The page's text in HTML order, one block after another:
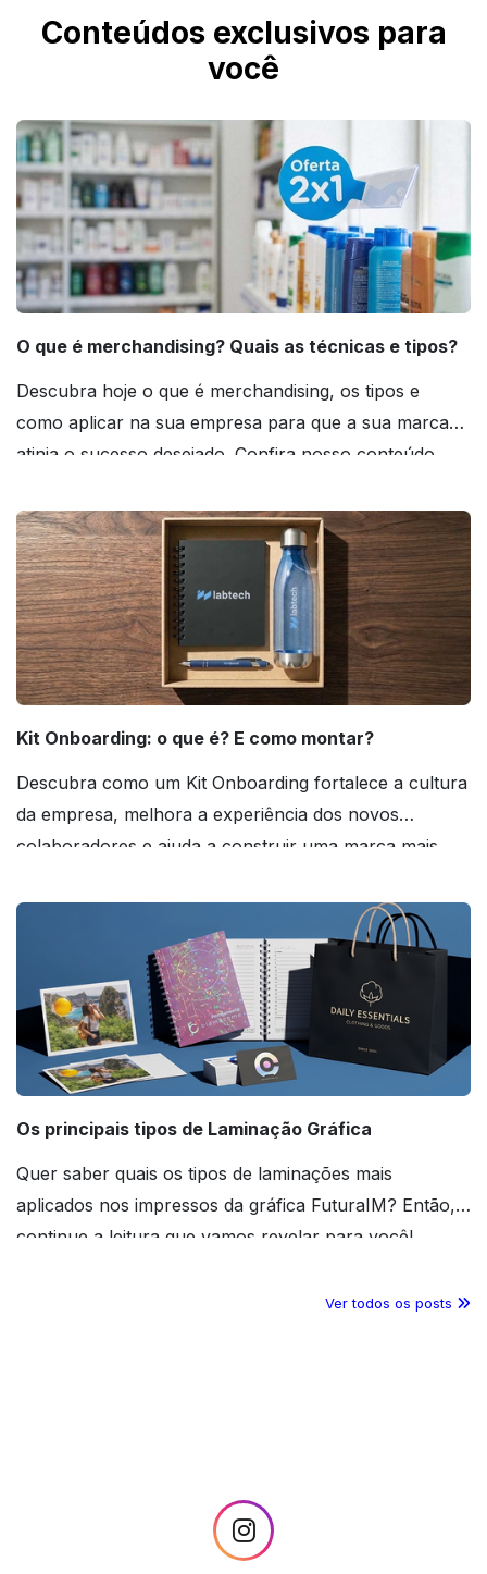
Conteúdos exclusivos para
você
O que é merchandising? Quais as técnicas e tipos?
Descubra hoje o que é merchandising, os tipos e
como aplicar na sua empresa para que a sua marca
atinja o sucesso desejado. Confira nosso conteúdo
Kit Onboarding: o que é? E como montar?
Descubra como um Kit Onboarding fortalece a cultura
da empresa, melhora a experiência dos novos
colaboradores e ajuda a construir uma marca mais
Os principais tipos de Laminação Gráfica
Quer saber quais os tipos de laminações mais
aplicados nos impressos da gráfica FuturaIM? Então,
continue a leitura que vamos revelar para você!
Ver todos os posts